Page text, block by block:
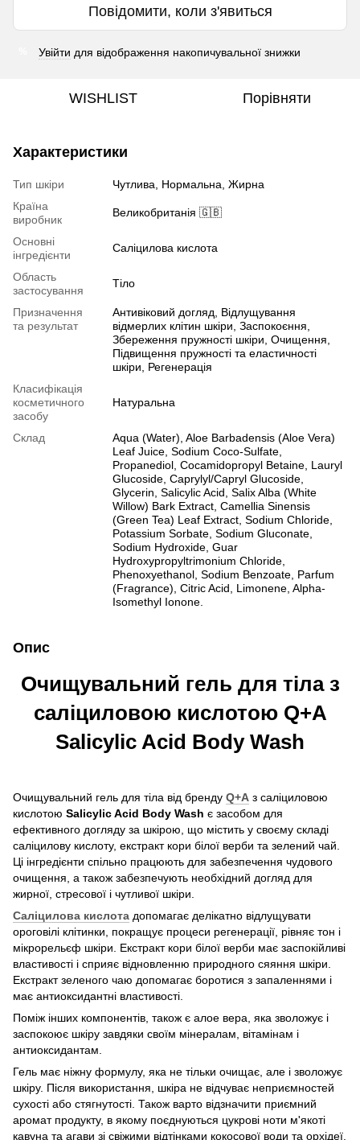
Повідомити, коли з'явиться
Увійти для відображення накопичувальної знижки
WISHLIST Порівняти
Характеристики
Тип шкіри
Чутлива, Нормальна, Жирна
Країна
виробник
Великобританія 🇬🇧
Основні
інгредієнти
Саліцилова кислота
Область
застосування
Тіло
Призначення
та результат
Антивіковий догляд, Відлущування
відмерлих клітин шкіри, Заспокоєння,
Збереження пружності шкіри, Очищення,
Підвищення пружності та еластичності
шкіри, Регенерація
Класифікація
косметичного
засобу
Натуральна
Склад
Aqua (Water), Aloe Barbadensis (Aloe Vera)
Leaf Juice, Sodium Coco-Sulfate,
Propanediol, Cocamidopropyl Betaine, Lauryl
Glucoside, Caprylyl/Capryl Glucoside,
Glycerin, Salicylic Acid, Salix Alba (White
Willow) Bark Extract, Camellia Sinensis
(Green Tea) Leaf Extract, Sodium Chloride,
Potassium Sorbate, Sodium Gluconate,
Sodium Hydroxide, Guar
Hydroxypropyltrimonium Chloride,
Phenoxyethanol, Sodium Benzoate, Parfum
(Fragrance), Citric Acid, Limonene, Alpha-
Isomethyl Ionone.
Опис
Очищувальний гель для тіла з
саліциловою кислотою Q+A
Salicylic Acid Body Wash
Очищувальний гель для тіла від бренду Q+A з саліциловою
кислотою Salicylic Acid Body Wash є засобом для
ефективного догляду за шкірою, що містить у своєму складі
саліцилову кислоту, екстракт кори білої верби та зелений чай.
Ці інгредієнти спільно працюють для забезпечення чудового
очищення, а також забезпечують необхідний догляд для
жирної, стресової і чутливої шкіри.
Саліцилова кислота допомагає делікатно відлущувати
ороговілі клітинки, покращує процеси регенерації, рівняє тон і
мікрорельєф шкіри. Екстракт кори білої верби має заспокійливі
властивості і сприяє відновленню природного сяяння шкіри.
Екстракт зеленого чаю допомагає боротися з запаленнями і
має антиоксидантні властивості.
Поміж інших компонентів, також є алое вера, яка зволожує і
заспокоює шкіру завдяки своїм мінералам, вітамінам і
антиоксидантам.
Гель має ніжну формулу, яка не тільки очищає, але і зволожує
шкіру. Після використання, шкіра не відчуває неприємностей
сухості або стягнутості. Також варто відзначити приємний
аромат продукту, в якому поєднуються цукрові ноти м'якоті
кавуна та агави зі свіжими відтінками кокосової води та орхідеї.